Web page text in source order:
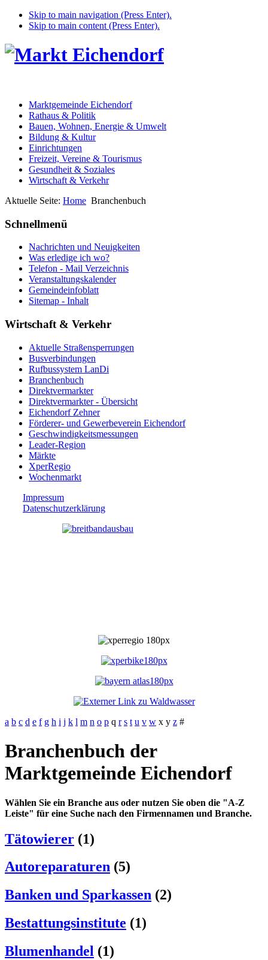
Skip to main navigation (Press Enter).
Skip to main content (Press Enter).
Marktgemeinde Eichendorf
Rathaus & Politik
Bauen, Wohnen, Energie & Umwelt
Bildung & Kultur
Einrichtungen
Freizeit, Vereine & Tourismus
Gesundheit & Soziales
Wirtschaft & Verkehr
Aktuelle Seite: Home Branchenbuch
Schnellmenü
Nachrichten und Neuigkeiten
Was erledige ich wo?
Telefon - Mail Verzeichnis
Veranstaltungskalender
Gemeindeinfoblatt
Sitemap - Inhalt
Wirtschaft & Verkehr
Aktuelle Straßensperrungen
Busverbindungen
Rufbussystem LanDi
Branchenbuch
Direktvermarkter
Direktvermarkter - Übersicht
Eichendorf Zehner
Förderer- und Gewerbeverein Eichendorf
Geschwindigkeitsmessungen
Leader-Region
Märkte
XperRegio
Wochenmarkt
Impressum
Datenschutzerklärung
a b c d e f g h i j k l m n o p q r s t u v w x y z #
Branchenbuch der
Marktgemeinde Eichendorf
Wählen Sie ein Branche aus oder nutzen Sie oben die "A-Z
Leiste" für eine Suche nach den Firmennamen und Branche.
Tätowierer (1)
Autoreparaturen (5)
Banken und Sparkassen (2)
Bestattungsinstitute (1)
Blumenhandel (1)